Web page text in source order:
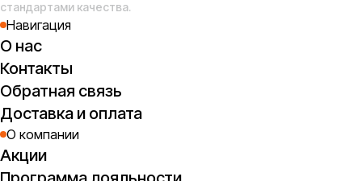
стандартами качества.
Навигация
О нас
Контакты
Обратная связь
Доставка и оплата
О компании
Акции